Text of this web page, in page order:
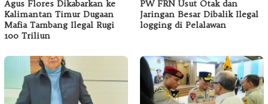
Agus Flores Dikabarkan ke
Kalimantan Timur Dugaan
Mafia Tambang Ilegal Rugi
100 Triliun
PW FRN Usut Otak dan
Jaringan Besar Dibalik Ilegal
logging di Pelalawan